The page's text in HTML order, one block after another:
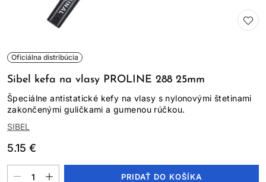
Oficiálna distribúcia
Sibel kefa na vlasy PROLINE 288 25mm
Špeciálne antistatické kefy na vlasy s nylonovými štetinami
zakončenými guličkami a gumenou rúčkou.
SIBEL
5.15 €
PRIDAŤ DO KOŠÍKA